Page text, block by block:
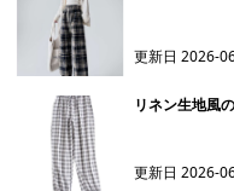
更新日2026-
リネン生地風
更新日2026-